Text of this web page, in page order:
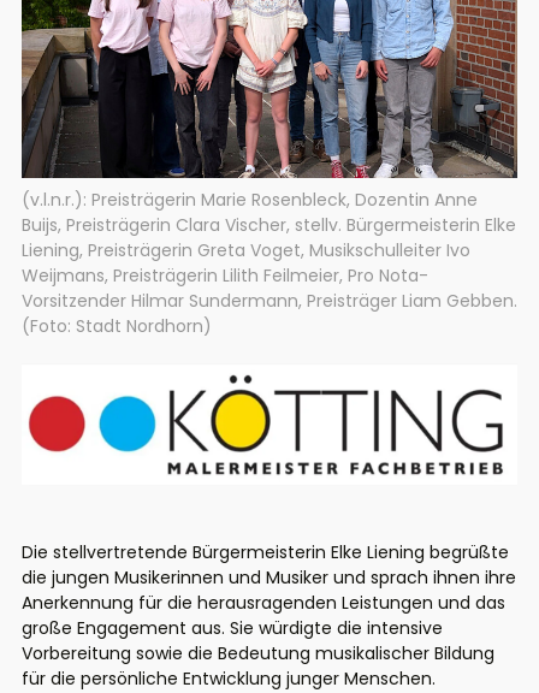
(v.l.n.r.): Preisträgerin Marie Rosenbleck, Dozentin Anne
Buijs, Preisträgerin Clara Vischer, stellv. Bürgermeisterin Elke
Liening, Preisträgerin Greta Voget, Musikschulleiter Ivo
Weijmans, Preisträgerin Lilith Feilmeier, Pro Nota-
Vorsitzender Hilmar Sundermann, Preisträger Liam Gebben.
(Foto: Stadt Nordhorn)
Die stellvertretende Bürgermeisterin Elke Liening begrüßte
die jungen Musikerinnen und Musiker und sprach ihnen ihre
Anerkennung für die herausragenden Leistungen und das
große Engagement aus. Sie würdigte die intensive
Vorbereitung sowie die Bedeutung musikalischer Bildung
für die persönliche Entwicklung junger Menschen.